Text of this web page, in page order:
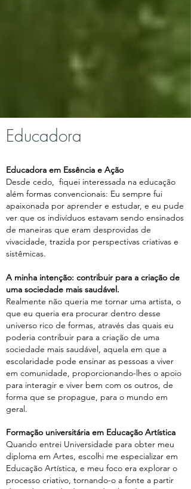
Educadora
Educadora em Essência e Ação
Desde cedo, fiquei interessada na educação
além formas convencionais: Eu sempre fui
apaixonada por aprender e estudar, e eu pude
ver que os indivíduos estavam sendo ensinados
de maneiras que eram desprovidas de
vivacidade, trazida por perspectivas criativas e
sistêmicas.
A minha intenção: contribuir para a criação de
uma sociedade mais saudável.
Realmente não queria me tornar uma artista, o
que eu queria era procurar dentro desse
universo rico de formas, através das quais eu
poderia contribuir para a criação de uma
sociedade mais saudável, aquela em que a
escolaridade pode ensinar as pessoas a viver
em comunidade, proporcionando-lhes o apoio
para interagir e viver bem com os outros, de
forma que se propague, para o mundo em
geral.
Formação universitária em Educação Artística
Quando entrei Universidade para obter meu
diploma em Artes, escolhi me especializar em
Educação Artística, e meu foco era explorar o
processo criativo, tornando-o a fonte a partir